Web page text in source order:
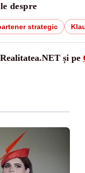
despre
strategic
și pe